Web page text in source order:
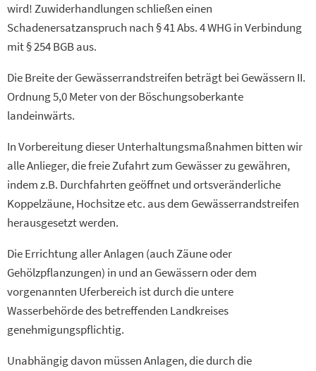
wird! Zuwiderhandlungen schließen einen
Schadenersatzanspruch nach § 41 Abs. 4 WHG in Verbindung
mit § 254 BGB aus.
Die Breite der Gewässerrandstreifen beträgt bei Gewässern II.
Ordnung 5,0 Meter von der Böschungsoberkante
landeinwärts.
In Vorbereitung dieser Unterhaltungsmaßnahmen bitten wir
alle Anlieger, die freie Zufahrt zum Gewässer zu gewähren,
indem z.B. Durchfahrten geöffnet und ortsveränderliche
Koppelzäune, Hochsitze etc. aus dem Gewässerrandstreifen
herausgesetzt werden.
Die Errichtung aller Anlagen (auch Zäune oder
Gehölzpflanzungen) in und an Gewässern oder dem
vorgenannten Uferbereich ist durch die untere
Wasserbehörde des betreffenden Landkreises
genehmigungspflichtig.
Unabhängig davon müssen Anlagen, die durch die